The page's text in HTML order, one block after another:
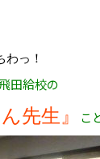
わっ！
田給校の
先生』 こ